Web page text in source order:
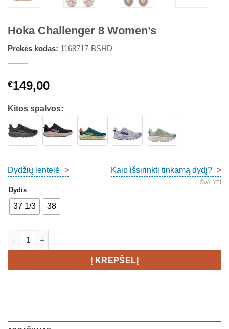
Hoka Challenger 8 Women’s
Prekės kodas: 1168717-BSHD
€149,00
Kitos spalvos:
Dydžių lentelė > Kaip išsirinkti tinkamą dydį? >
Dydis
37 1/3 38
IŠVALYTI
produkto kiekis: Hoka Challenger 8 Women's
Į KREPŠELĮ